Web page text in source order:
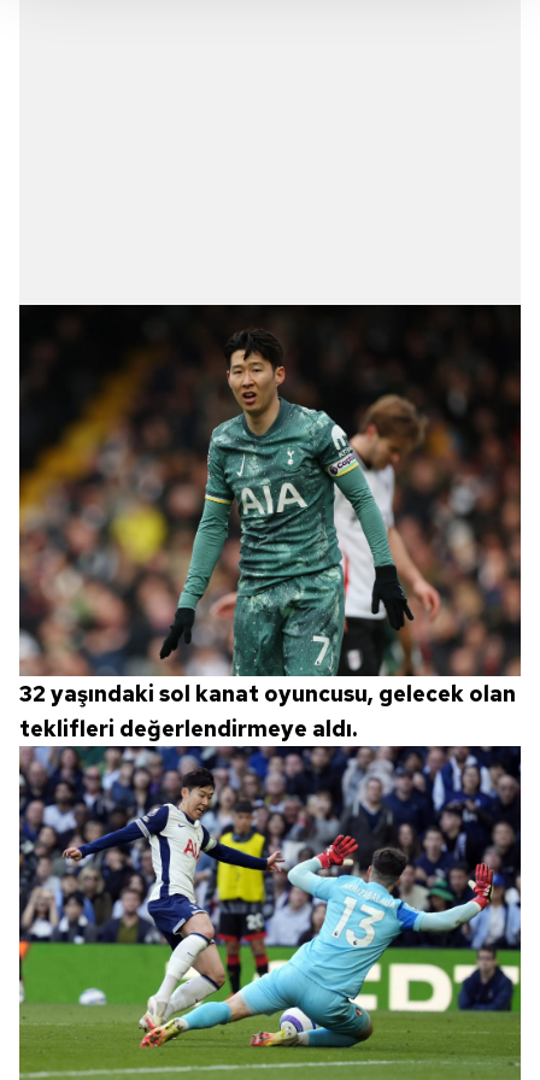
sınırlı olarak açık rızanız dahilinde kullanılacaktır.
Çerezlere ilişkin tercihlerinizi aşağıda yer alan panel
vasıtasıyla belirleyebilirsiniz. Çerezlere ilişkin detaylı bilgi
için Ayarlar butonuna tıklayabilir,Çerez Bilgilendirme
Metnimizi ziyaret edebilirsiniz.
6698 sayılı Kişisel Verilerin Korunması Kanunu uyarınca
hazırlanmış Aydınlatma Metnimizi okumak ve sitemizde
ilgili mevzuata uygun olarak kullanılan çerezlerle ilgili bilgi
almak için lütfentıklayınız.
32 yaşındaki sol kanat oyuncusu, gelecek olan
teklifleri değerlendirmeye aldı.